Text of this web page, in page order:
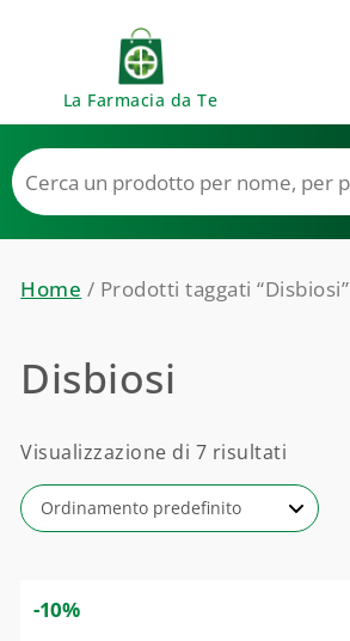
La Farmacia da Te
Home / Prodotti taggati “Disbiosi”
Disbiosi
Visualizzazione di 7 risultati
-10%